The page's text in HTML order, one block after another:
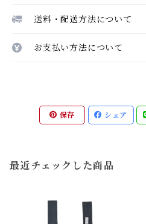
送料・配送方法について
お支払い方法について
保存 シェア
最近チェックした商品